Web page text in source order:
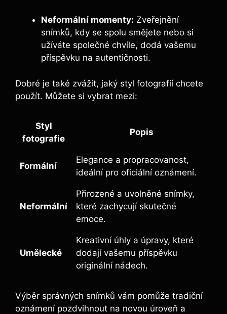
Neformální momenty: Zveřejnění
snímků, kdy se spolu smějete nebo si
užíváte společné chvíle, dodá vašemu
příspěvku na autentičnosti.
Dobré je také zvážit, jaký styl fotografií chcete
použít. Můžete si vybrat mezi:
Styl
fotografie
Popis
Formální
Elegance a propracovanost,
ideální pro oficiální oznámení.
Neformální
Přirozené a uvolněné snímky,
které zachycují skutečné
emoce.
Umělecké
Kreativní úhly a úpravy, které
dodají vašemu příspěvku
originální nádech.
Výběr správných snímků vám pomůže tradiční
oznámení pozdvihnout na novou úroveň a